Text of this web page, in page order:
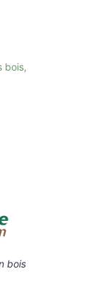
bois,
bois